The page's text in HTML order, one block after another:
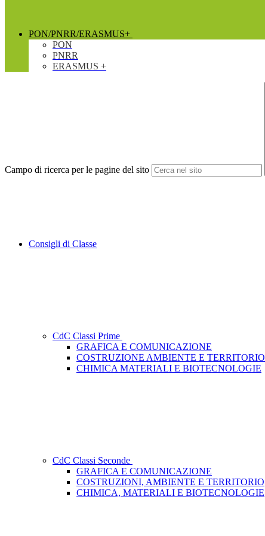
PON/PNRR/ERASMUS+
PON
PNRR
ERASMUS +
Campo di ricerca per le pagine del sito
Consigli di Classe
CdC Classi Prime
GRAFICA E COMUNICAZIONE
COSTRUZIONE AMBIENTE E TERRITORIO
CHIMICA MATERIALI E BIOTECNOLOGIE
CdC Classi Seconde
GRAFICA E COMUNICAZIONE
COSTRUZIONI, AMBIENTE E TERRITORIO
CHIMICA, MATERIALI E BIOTECNOLOGIE